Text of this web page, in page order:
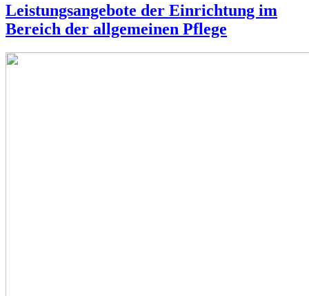
Leistungsangebote der Einrichtung im
Bereich der allgemeinen Pflege